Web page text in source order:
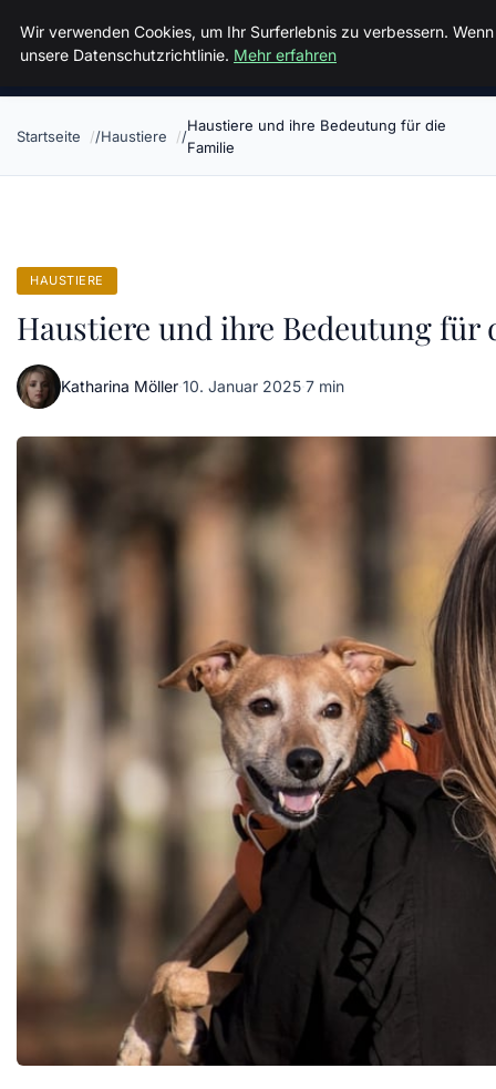
Malzminden
Startseite Haustiere
Haustiere und ihre Bedeutung für die
Familie
HAUSTIERE
Haustiere und ihre Bedeutung für
Katharina Möller·10. Januar 2025·7 min
Wir verwenden Cookies, um Ihr Surferlebnis zu verbessern.
unsere Datenschutzrichtlinie. Mehr erfahren